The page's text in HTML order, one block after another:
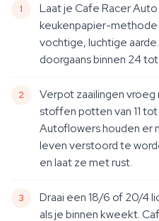
Laat je Cafe Racer
keukenpapier-
vochtige, luchtige
doorgaans binnen 24 tot
Verpot zaailingen
stoffen potten van 11
Autoflowers houden er
leven verstoord te
en laat ze met rust.
Draai een 18/6 of 20/4
als je binnen kweekt.